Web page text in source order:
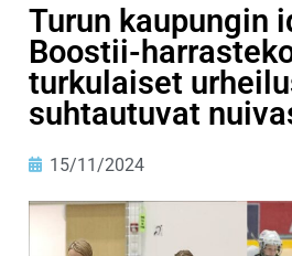
Turun kaupungin
Boostii-
turkulaiset
suhtautuvat
15/11/2024